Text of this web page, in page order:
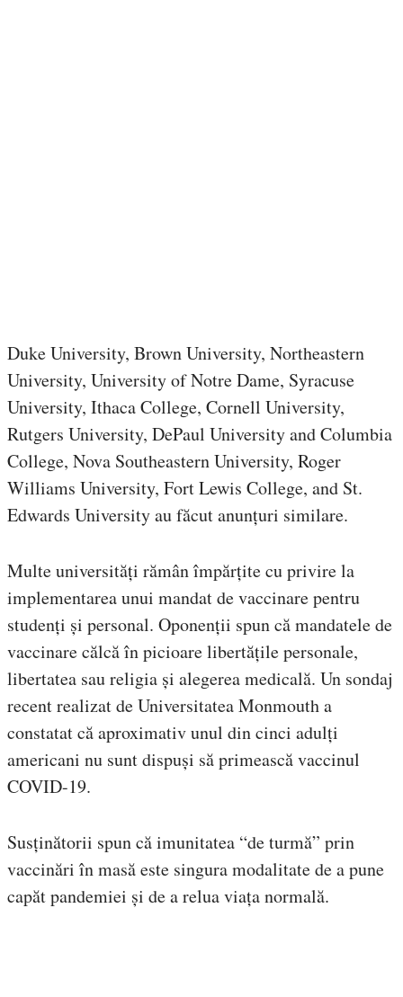
Duke University, Brown University, Northeastern
University, University of Notre Dame, Syracuse
University, Ithaca College, Cornell University,
Rutgers University, DePaul University and Columbia
College, Nova Southeastern University, Roger
Williams University, Fort Lewis College, and St.
Edwards University au făcut anunțuri similare.
Multe universități rămân împărțite cu privire la
implementarea unui mandat de vaccinare pentru
studenți și personal. Oponenții spun că mandatele de
vaccinare călcă în picioare libertățile personale,
libertatea sau religia și alegerea medicală. Un sondaj
recent realizat de Universitatea Monmouth a
constatat că aproximativ unul din cinci adulți
americani nu sunt dispuși să primească vaccinul
COVID-19.
Susținătorii spun că imunitatea “de turmă” prin
vaccinări în masă este singura modalitate de a pune
capăt pandemiei și de a relua viața normală.